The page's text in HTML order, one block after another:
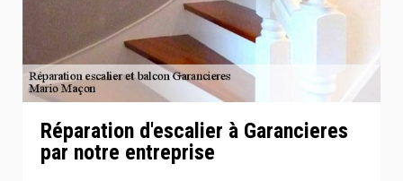
Réparation d'escalier à Garancieres
par notre entreprise